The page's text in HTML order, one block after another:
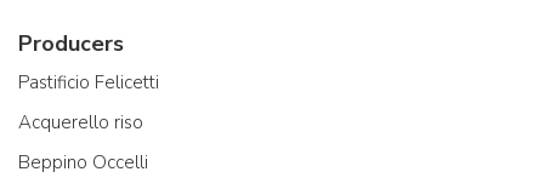
Producers
Pastificio Felicetti
Acquerello riso
Beppino Occelli